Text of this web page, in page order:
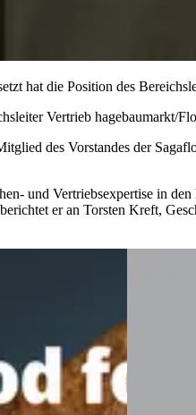
hat die Position des
Vertrieb hagebaumarkt/
des Vorstandes der
und Vertriebsexpertise in
er an Torsten Kreft,